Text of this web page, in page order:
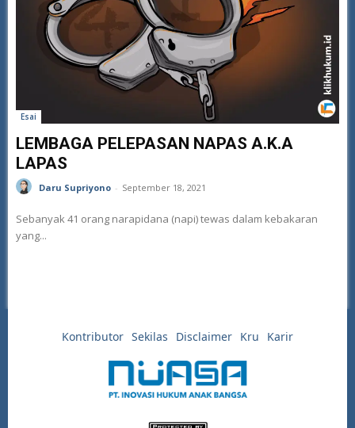
Esai
LEMBAGA PELEPASAN NAPAS A.K.A
LAPAS
Daru Supriyono - September 18, 2021
Sebanyak 41 orang narapidana (napi) tewas dalam kebakaran
yang...
Kontributor Sekilas Disclaimer Kru Karir